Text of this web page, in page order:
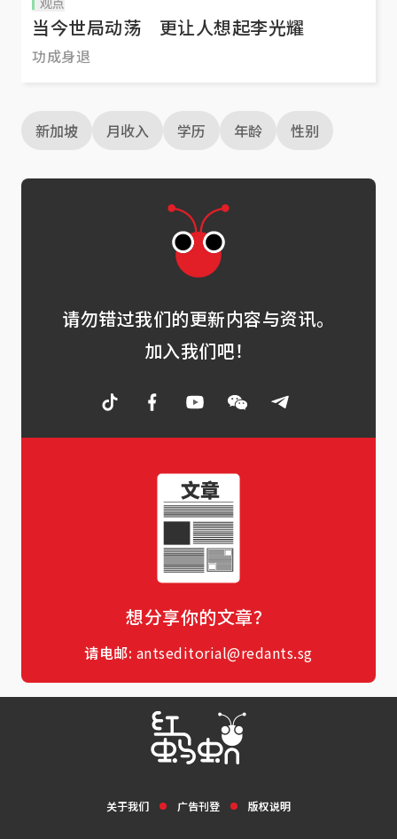
当今世局动荡 更让人想起李光耀
功成身退
新加坡 月收入 学历 年龄 性别
请勿错过我们的更新内容与资讯。
加入我们吧！
想分享你的文章？
请电邮: antseditorial@redants.sg
关于我们 广告刊登 版权说明